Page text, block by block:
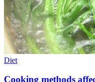
Diet
Cooking methods